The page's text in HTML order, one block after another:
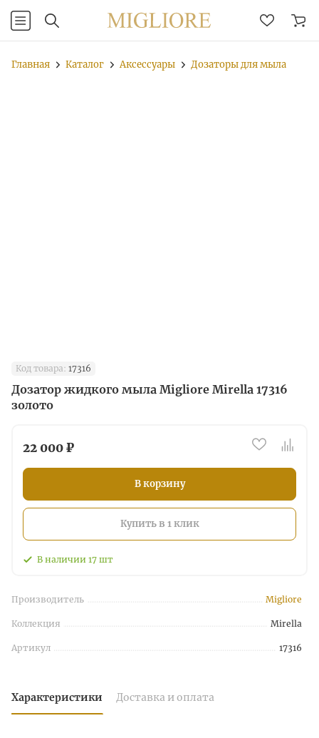
Главная Каталог Аксессуары Дозаторы для мыла
Код товара: 17316
Дозатор жидкого мыла Migliore Mirella 17316
золото
22 000 ₽
В корзину
Купить в 1 клик
В наличии 17 шт
Производитель Migliore
Коллекция Mirella
Артикул 17316
Характеристики Доставка и оплата